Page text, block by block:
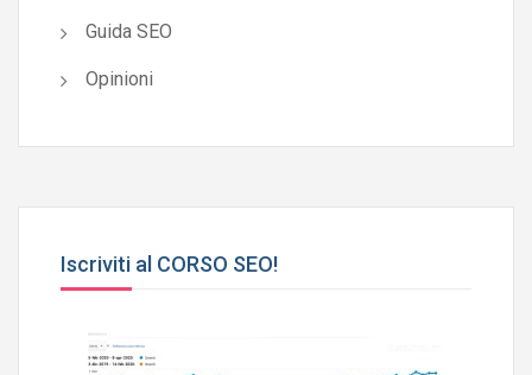
Guida SEO
Opinioni
Iscriviti al CORSO SEO!